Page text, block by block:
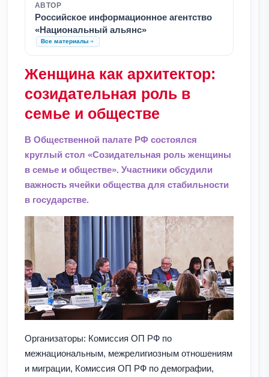
АВТОР
Российское информационное агентство
«Национальный альянс»
Все материалы
Женщина как архитектор:
созидательная роль в
семье и обществе
В Общественной палате РФ состоялся
круглый стол «Созидательная роль женщины
в семье и обществе». Участники обсудили
важность ячейки общества для стабильности
в государстве.
Организаторы: Комиссия ОП РФ по
межнациональным, межрелигиозным отношениям
и миграции, Комиссия ОП РФ по демографии,